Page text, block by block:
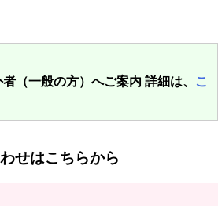
（一般の方）へご案内 詳細は、
こ
せはこちらから